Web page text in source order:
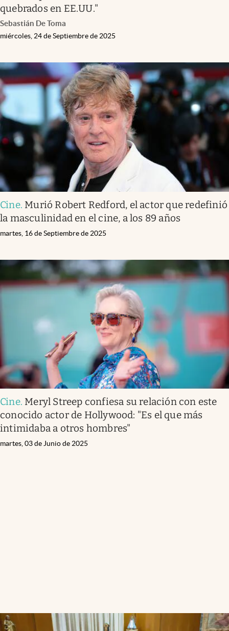
quebrados en EE.UU."
Sebastián De Toma
miércoles, 24 de Septiembre de 2025
Cine. Murió Robert Redford, el actor que redefinió
la masculinidad en el cine, a los 89 años
martes, 16 de Septiembre de 2025
Cine. Meryl Streep confiesa su relación con este
conocido actor de Hollywood: "Es el que más
intimidaba a otros hombres"
martes, 03 de Junio de 2025